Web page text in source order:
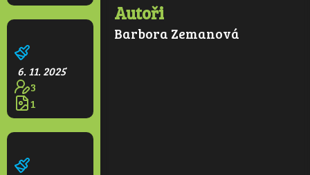
6. 11. 2025
3
1
Autoři
Barbora Zemanová